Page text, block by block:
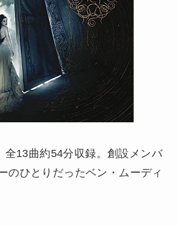
13曲約54分収録。創設メンバ
のひとりだったベン・ムーディ